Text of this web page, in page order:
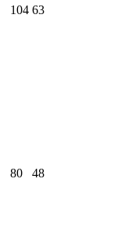
104 63
80 48